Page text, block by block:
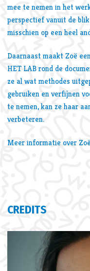
mee te nemen in het
perspectief vanuit de
misschien op een heel
Daarnaast maakt Zoë
HET LAB rond de
ze al wat methodes
gebruiken en verfijnen
te nemen, kan ze haar
verbeteren.
Meer informatie over
CREDITS